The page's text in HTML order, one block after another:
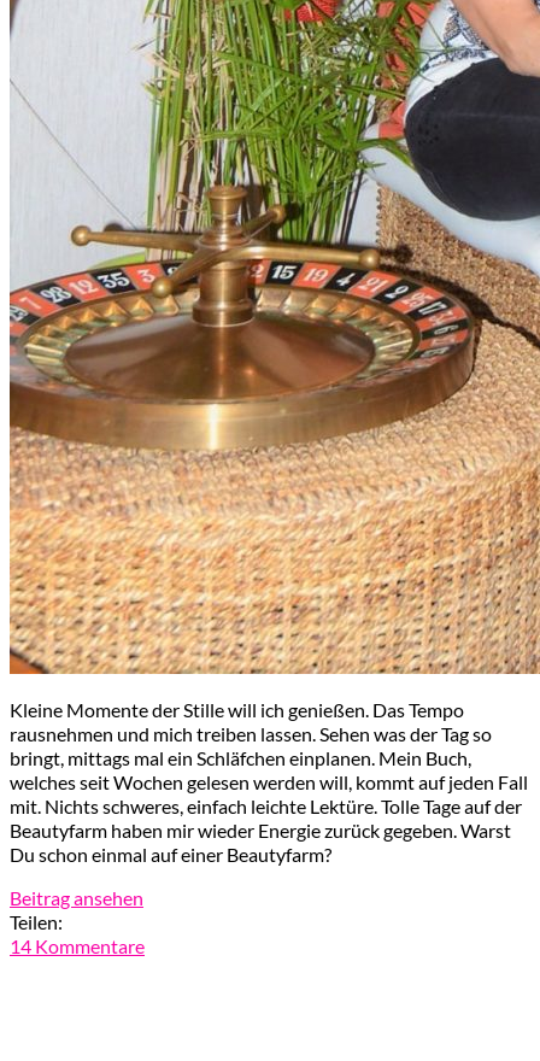
Kleine Momente der Stille will ich genießen. Das Tempo
rausnehmen und mich treiben lassen. Sehen was der Tag so
bringt, mittags mal ein Schläfchen einplanen. Mein Buch,
welches seit Wochen gelesen werden will, kommt auf jeden Fall
mit. Nichts schweres, einfach leichte Lektüre. Tolle Tage auf der
Beautyfarm haben mir wieder Energie zurück gegeben. Warst
Du schon einmal auf einer Beautyfarm?
Beitrag ansehen
Teilen:
14 Kommentare